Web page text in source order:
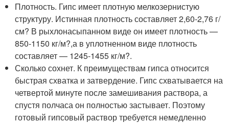
Плотность. Гипс имеет плотную мелкозернистую
структуру. Истинная плотность составляет 2,60-2,76 г/
см? В рыхлонасыпанном виде он имеет плотность —
850-1150 кг/м?,а в уплотненном виде плотность
составляет — 1245-1455 кг/м?.
Сколько сохнет. К преимуществам гипса относится
быстрая схватка и затвердение. Гипс схватывается на
четвертой минуте после замешивания раствора, а
спустя полчаса он полностью застывает. Поэтому
готовый гипсовый раствор требуется немедленно